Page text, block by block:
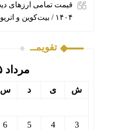
۱۴۰۴ / بیت‌کوین و اتریوم سبزپوش شدند
تقویمــ
مرداد ۱۴۰۵
ش ی د س
3
4
5
6